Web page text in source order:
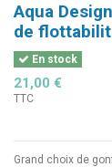
Aqua
de
En stock
21,00 €
TTC
Grand choix de